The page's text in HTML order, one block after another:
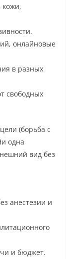
кожи,
онлайновые
в разных
свободных
(борьба с
одна
вид без
анестезии и
и бюджет.